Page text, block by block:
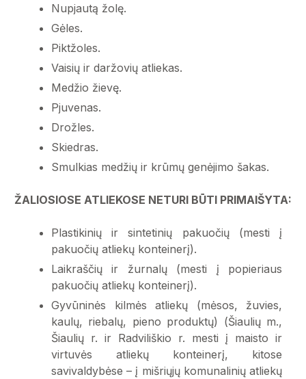
Nupjautą žolę.
Gėles.
Piktžoles.
Vaisių ir daržovių atliekas.
Medžio žievę.
Pjuvenas.
Drožles.
Skiedras.
Smulkias medžių ir krūmų genėjimo šakas.
ŽALIOSIOSE ATLIEKOSE NETURI BŪTI PRIMAIŠYTA:
Plastikinių ir sintetinių pakuočių (mesti į
pakuočių atliekų konteinerį).
Laikraščių ir žurnalų (mesti į popieriaus
pakuočių atliekų konteinerį).
Gyvūninės kilmės atliekų (mėsos, žuvies,
kaulų, riebalų, pieno produktų) (Šiaulių m.,
Šiaulių r. ir Radviliškio r. mesti į maisto ir
virtuvės atliekų konteinerį, kitose
savivaldybėse – į mišriųjų komunalinių atliekų